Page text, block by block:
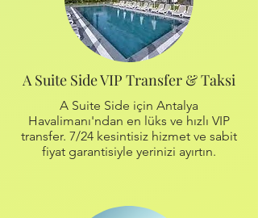
A Suite Side VIP Transfer & Taksi
A Suite Side için Antalya
Havalimanı'ndan en lüks ve hızlı VIP
transfer. 7/24 kesintisiz hizmet ve sabit
fiyat garantisiyle yerinizi ayırtın.